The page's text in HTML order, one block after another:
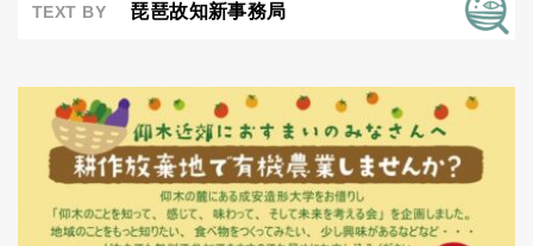
TEXT BY 琵琶故知新事務局